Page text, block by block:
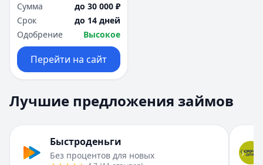
Сумма
до 30 000 ₽
Срок
до 14 дней
Одобрение
Высокое
Перейти на сайт
Лучшие предложения займов
Быстроденьги
Без процентов для новых